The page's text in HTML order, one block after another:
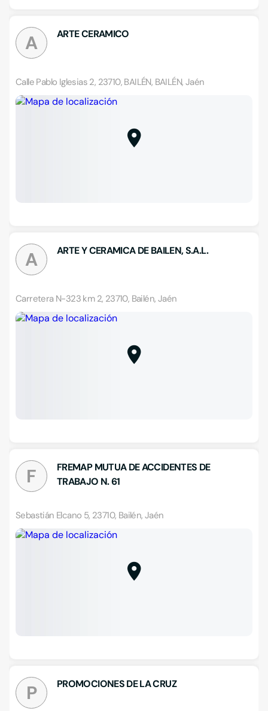
A ARTE CERAMICO
Calle Pablo Iglesias 2, 23710, BAILÉN, BAILÉN, Jaén
A ARTE Y CERAMICA DE BAILEN, S.A.L.
Carretera N-323 km 2, 23710, Bailén, Jaén
F
FREMAP MUTUA DE ACCIDENTES DE
TRABAJO N. 61
Sebastián Elcano 5, 23710, Bailén, Jaén
P PROMOCIONES DE LA CRUZ